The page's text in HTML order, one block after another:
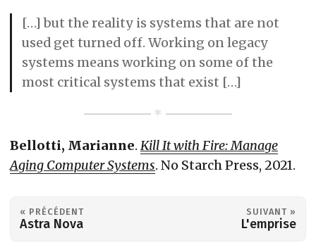
[…] but the reality is systems that are not
used get turned off. Working on legacy
systems means working on some of the
most critical systems that exist […]
Bellotti, Marianne. Kill It with Fire: Manage
Aging Computer Systems. No Starch Press, 2021.
« PRÉCÉDENT
Astra Nova
SUIVANT »
L'emprise